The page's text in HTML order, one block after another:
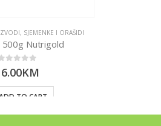
,SJEMENKE I ORAŠIDI
Nutrigold
of 5
KM
TO CART